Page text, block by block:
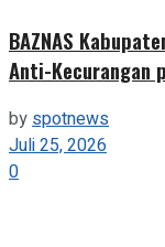
BAZNAS
Anti-Kecurangan
byspotnews
Juli 25, 2026
0